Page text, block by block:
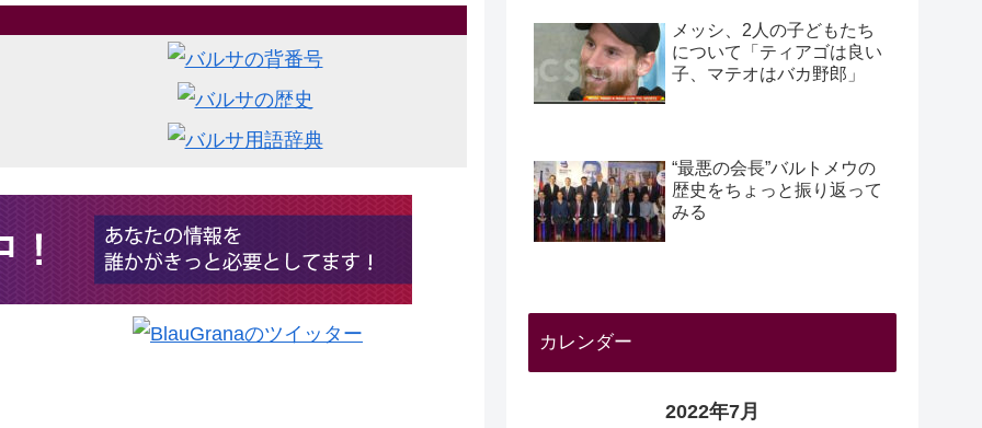
メッシ、2人の子どもたち
について「ティアゴは良い
子、マテオはバカ野郎」
“最悪の会長”バルトメウの
歴史をちょっと振り返って
みる
カレンダー
2022年7月